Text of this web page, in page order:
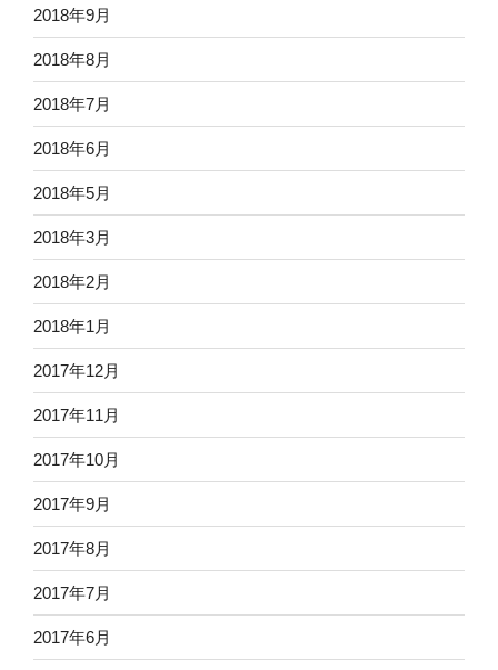
2018年9月
2018年8月
2018年7月
2018年6月
2018年5月
2018年3月
2018年2月
2018年1月
2017年12月
2017年11月
2017年10月
2017年9月
2017年8月
2017年7月
2017年6月